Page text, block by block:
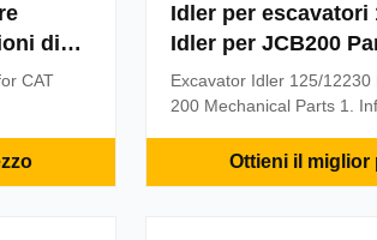
di
del
2008.
CAT
product
Idler per escavatori
Idler per JCB200
meccaniche
Excavator Idler 125/12230
200 Mechanical Parts 1.
Idler 125/12230 Idler for
Ottieni il miglior